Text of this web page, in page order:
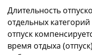
Длительность
отдельных
отпуск
время отдыха